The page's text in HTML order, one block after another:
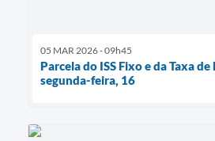
05 MAR 2026 - 09h45
Parcela do ISS Fixo e da Taxa
segunda-feira, 16